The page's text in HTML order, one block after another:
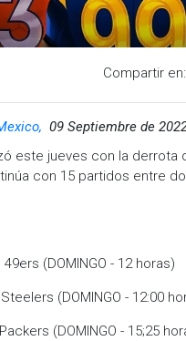
Compartir en:
09 Septiembre de
este jueves con la derrota
con 15 partidos entre
(DOMINGO - 12 horas)
(DOMINGO - 12:00
(DOMINGO - 15;25